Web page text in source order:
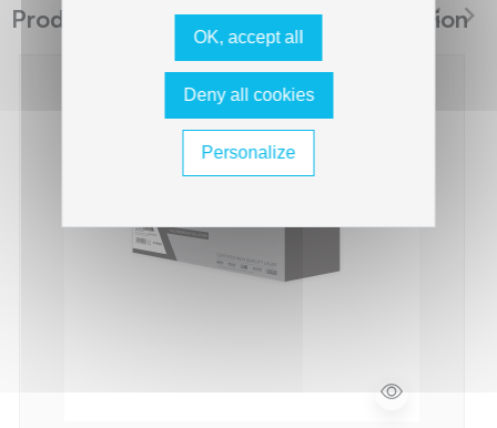
Produits suggérés The Premium Solution
OK, accept all
Deny all cookies
Personalize